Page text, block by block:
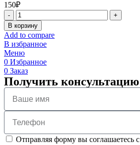
150₽
В корзину
Add to compare
В избранное
Меню
0 Избранное
0 Заказ
Получить консультацию
Отправляя форму вы соглашаетесь с